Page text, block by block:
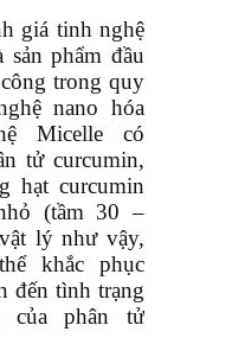
giá tinh nghệ
phẩm đầu
trong quy
nano hóa
Micelle có
tử curcumin,
hạt curcumin
(tầm 30 –
lý như vậy,
khắc phục
đến tình trạng
của phân tử